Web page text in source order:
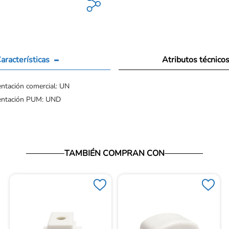
Atributos técnicos
comercial: UN
PUM: UND
TAMBIÉN COMPRAN CON